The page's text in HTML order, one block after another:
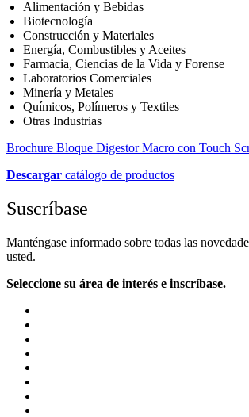
Alimentación y Bebidas
Biotecnología
Construcción y Materiales
Energía, Combustibles y Aceites
Farmacia, Ciencias de la Vida y Forense
Laboratorios Comerciales
Minería y Metales
Químicos, Polímeros y Textiles
Otras Industrias
Brochure Bloque Digestor Macro con Touch
Descargar catálogo de productos
Suscríbase
Manténgase informado sobre todas las
usted.
Seleccione su área de interés e inscríbase.